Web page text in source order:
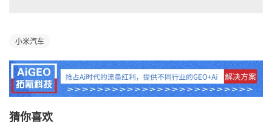
小米汽车
猜你喜欢